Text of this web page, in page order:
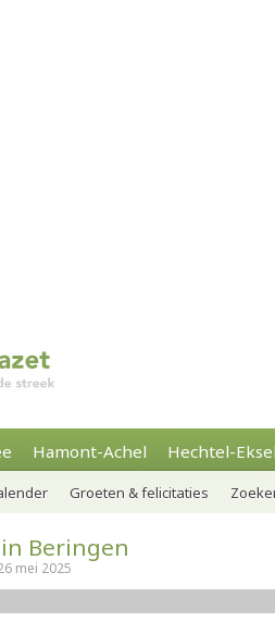
Hamont-Achel Hechtel-
Groeten & felicitaties
Beringen
mei 2025